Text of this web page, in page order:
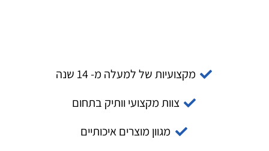
מקצועיות של למעלה מ- 14 שנה
צוות מקצועי וותיק בתחום
מגוון מוצרים איכותיים